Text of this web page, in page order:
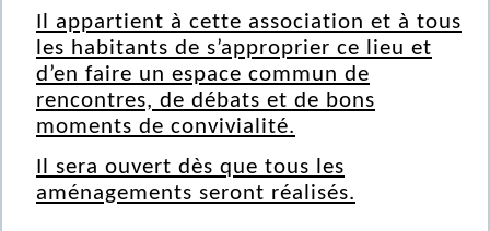
Il appartient à cette association et à tous
les habitants de s’approprier ce lieu et
d’en faire un espace commun de
rencontres, de débats et de bons
moments de convivialité.
Il sera ouvert dès que tous les
aménagements seront réalisés.